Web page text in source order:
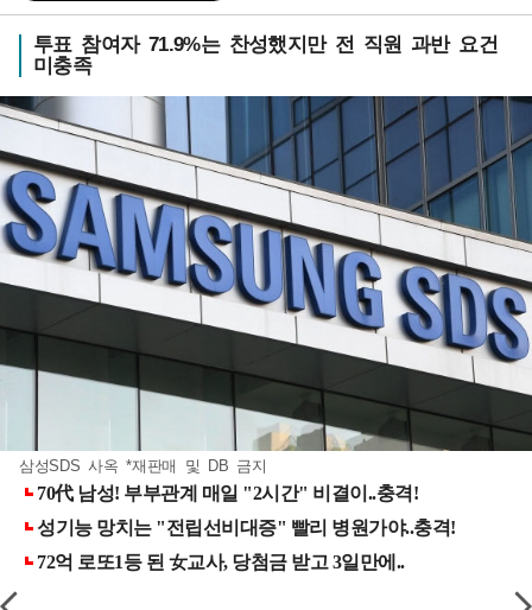
투표 참여자 71.9%는 찬성했지만 전 직원 과반 요건
미충족
삼성SDS 사옥 *재판매 및 DB 금지